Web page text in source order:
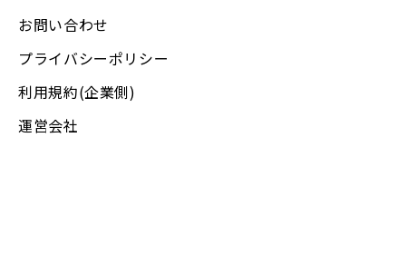
お問い合わせ
プライバシーポリシー
利用規約(企業側)
運営会社